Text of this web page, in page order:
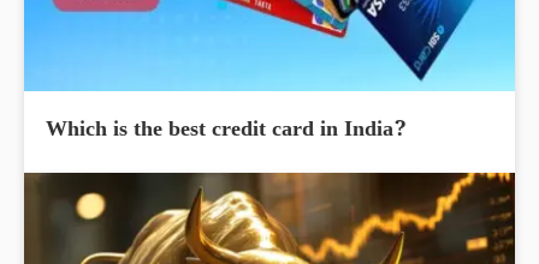
Which is the best credit card in India?